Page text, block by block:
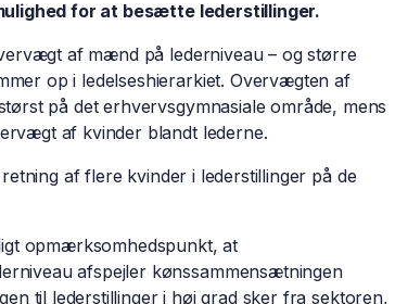
for at besætte lederstillinger.
af mænd på lederniveau – og større
op i ledelseshierarkiet. Overvægten af
på det erhvervsgymnasiale område, mens
af kvinder blandt lederne.
af flere kvinder i lederstillinger på de
opmærksomhedspunkt, at
afspejler kønssammensætningen
til lederstillinger i høj grad sker fra sektoren,